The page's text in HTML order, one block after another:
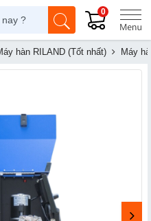
0
hàn RILAND (Tốt nhất) Máy